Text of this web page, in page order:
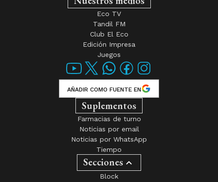
Eco TV
Tandil FM
Club El Eco
Edición Impresa
Juegos
AÑADIR COMO FUENTE EN
Suplementos
Farmacias de turno
Noticias por email
Noticias por WhatsApp
Tiempo
Secciones
Block